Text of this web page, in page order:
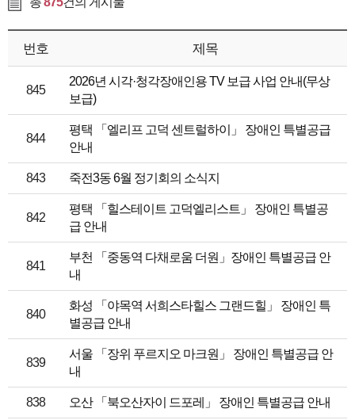
번호 제목
845
2026년 시각·청각장애인용 TV 보급 사업 안내(무상
보급)
844
평택 「엘리프 고덕 센트럴하이」 장애인 특별공급
안내
843 죽전3동 6월 정기회의 소식지
842
평택 「힐스테이트 고덕엘리스트」 장애인 특별공
급 안내
841
부천 「중동역 다채로움 더원」장애인 특별공급 안
내
840
화성 「야목역 서희스타힐스 그랜드힐」 장애인 특
별공급 안내
839
서울 「장위 푸르지오 마크원」 장애인 특별공급 안
내
838 오산 「북오산자이 드포레」 장애인 특별공급 안내